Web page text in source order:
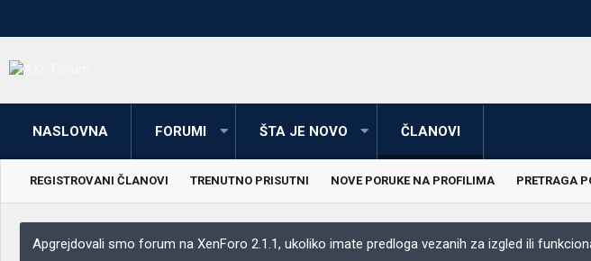
NASLOVNA FORUMI ŠTA JE NOVO ČLANOVI
REGISTROVANI ČLANOVI TRENUTNO PRISUTNI NOVE PORUKE NA PROFILIMA PRETRAGA
Apgrejdovali smo forum na XenForo 2.1.1, ukoliko imate predloga vezanih za izgled ili